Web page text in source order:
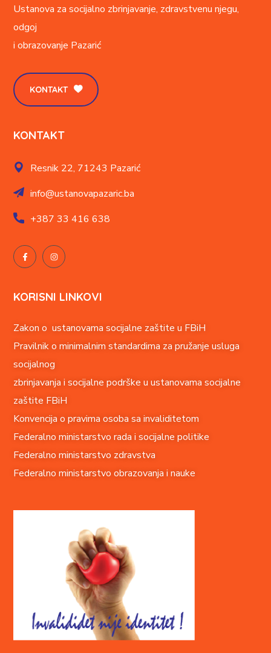
Ustanova za socijalno zbrinjavanje, zdravstvenu njegu,
odgoj
i obrazovanje Pazarić
KONTAKT
KONTAKT
Resnik 22, 71243 Pazarić
info@ustanovapazaric.ba
+38733 416 638
KORISNI LINKOVI
Zakon o ustanovama socijalne zaštite u FBiH
Pravilnik o minimalnim standardima za pružanje usluga
socijalnog
zbrinjavanja i socijalne podrške u ustanovama socijalne
zaštite FBiH
Konvencija o pravima osoba sa invaliditetom
Federalno ministarstvo rada i socijalne politike
Federalno ministarstvo zdravstva
Federalno ministarstvo obrazovanja i nauke